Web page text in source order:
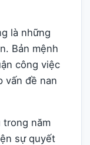
là những
Bản mệnh
công việc
vấn đề nan
trong năm
sự quyết